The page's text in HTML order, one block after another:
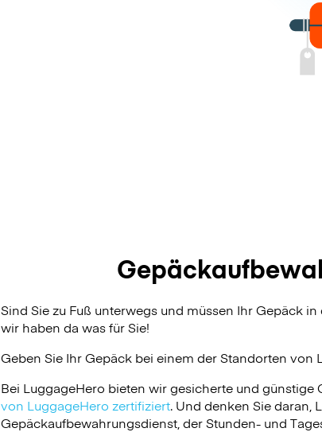
Sind Sie zu Fuß unterwegs und müssen Ihr Gepäck
wir haben da was für Sie!
Geben Sie Ihr Gepäck bei einem der Standorten von
Bei LuggageHero bieten wir gesicherte und
von LuggageHero zertifiziert. Und denken Sie daran,
Gepäckaufbewahrungsdienst, der Stunden- und